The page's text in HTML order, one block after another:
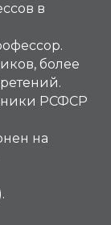
в
более
РСФСР
на